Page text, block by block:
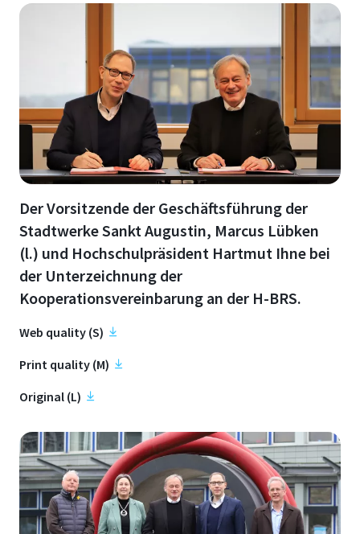
Der Vorsitzende der Geschäftsführung der
Stadtwerke Sankt Augustin, Marcus Lübken
(l.) und Hochschulpräsident Hartmut Ihne bei
der Unterzeichnung der
Kooperationsvereinbarung an der H-BRS.
Web quality (S)
Print quality (M)
Original (L)